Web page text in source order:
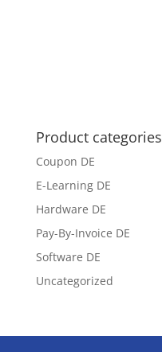
Product categories
Coupon DE
E-Learning DE
Hardware DE
Pay-By-Invoice DE
Software DE
Uncategorized